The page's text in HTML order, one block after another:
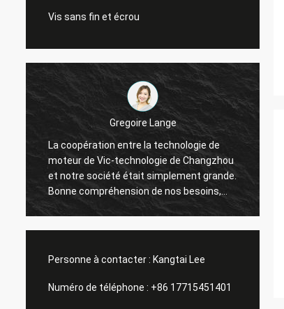
Vis sans fin et écrou
Gregoire Lange
La coopération entre la technologie de
moteur de Vic-technologie de Changzhou
et notre société était simplement grande.
Bonne compréhension de nos besoins,
grand disposé pour résoudre nos
Personne à contacter : Kangtai Lee
Numéro de téléphone : +86 17715451401